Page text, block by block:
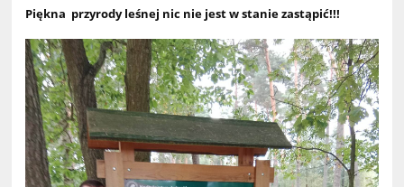
Piękna przyrody leśnej nic nie jest w stanie zastąpić!!!